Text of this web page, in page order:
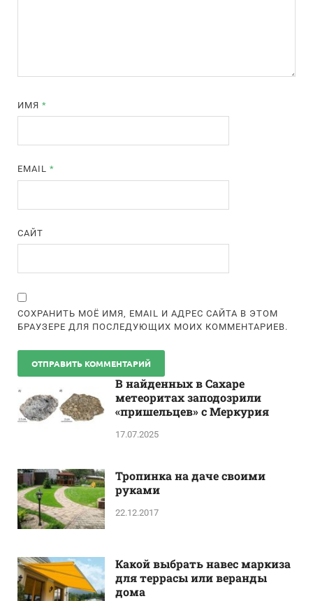
ИМЯ*
EMAIL*
САЙТ
СОХРАНИТЬ МОЁ ИМЯ, EMAIL И АДРЕС САЙТА В ЭТОМ
БРАУЗЕРЕ ДЛЯ ПОСЛЕДУЮЩИХ МОИХ КОММЕНТАРИЕВ.
В найденных в Сахаре
метеоритах заподозрили
«пришельцев» с Меркурия
17.07.2025
Тропинка на даче своими
руками
22.12.2017
Какой выбрать навес маркиза
для террасы или веранды
дома